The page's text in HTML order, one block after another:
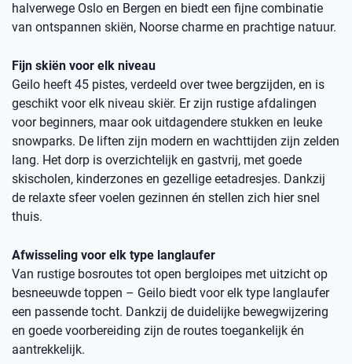
halverwege Oslo en Bergen en biedt een fijne combinatie
van ontspannen skiën, Noorse charme en prachtige natuur.
Fijn skiën voor elk niveau
Geilo heeft 45 pistes, verdeeld over twee bergzijden, en is
geschikt voor elk niveau skiër. Er zijn rustige afdalingen
voor beginners, maar ook uitdagendere stukken en leuke
snowparks. De liften zijn modern en wachttijden zijn zelden
lang. Het dorp is overzichtelijk en gastvrij, met goede
skischolen, kinderzones en gezellige eetadresjes. Dankzij
de relaxte sfeer voelen gezinnen én stellen zich hier snel
thuis.
Afwisseling voor elk type langlaufer
Van rustige bosroutes tot open bergloipes met uitzicht op
besneeuwde toppen – Geilo biedt voor elk type langlaufer
een passende tocht. Dankzij de duidelijke bewegwijzering
en goede voorbereiding zijn de routes toegankelijk én
aantrekkelijk.